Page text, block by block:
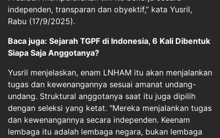
independen, transparan dan obyektif,” kata Yusril,
Rabu (17/9/2025).
Baca juga: Sejarah TGPF di Indonesia, 6 Kali Dibentuk
Siapa Saja Anggotanya?
Yusril menjelaskan, enam LNHAM itu akan menjalankan
tugas dan kewenangannya sesuai amanat undang-
undang. Struktural anggotanya saat itu juga dipilih
dengan seleksi yang ketat. "Mereka menjalankan tugas
dan kewenangannya secara independen. Keenam
lembaga itu adalah lembaga negara, bukan lembaga